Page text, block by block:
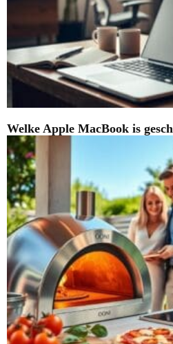
Welke Apple MacBook is